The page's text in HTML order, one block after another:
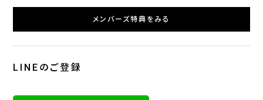
メンバーズ特典をみる
LINEのご登録